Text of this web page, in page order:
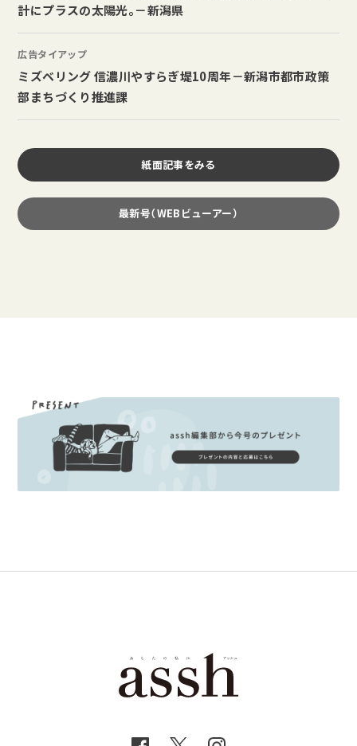
計にプラスの太陽光。－新潟県
広告タイアップ
ミズベリング 信濃川やすらぎ堤10周年－新潟市都市政策
部まちづくり推進課
紙面記事をみる
最新号（WEBビューアー）